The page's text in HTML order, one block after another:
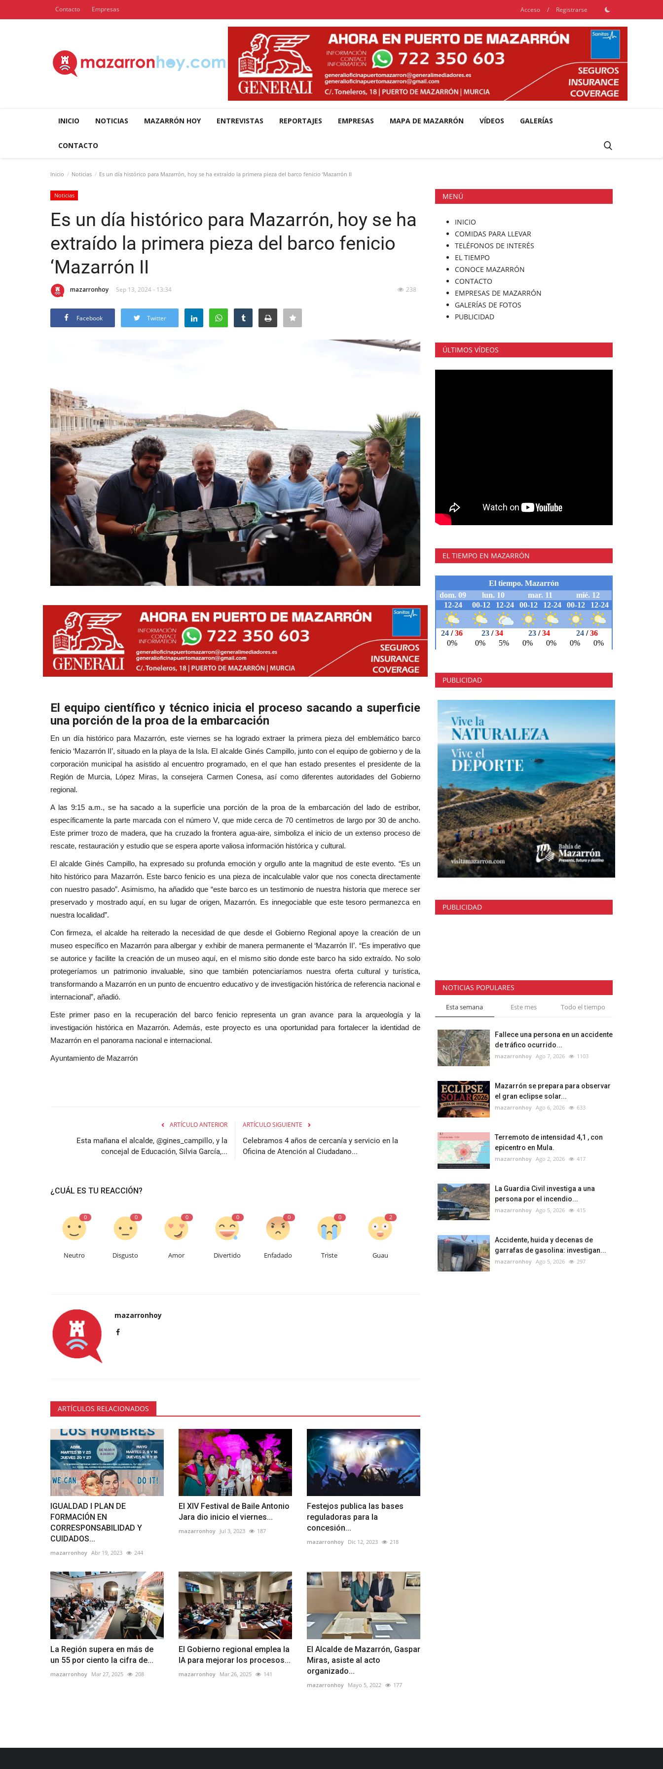
Contacto Empresas Acceso / Registrarse
INICIO NOTICIAS MAZARRÓN HOY ENTREVISTAS REPORTAJES EMPRESAS MAPA DE MAZARRÓN VÍDEOS GALERÍAS
CONTACTO
Inicio Noticias Es un día histórico para Mazarrón, hoy se ha extraído la primera pieza del barco fenicio ‘Mazarrón II
Noticias
Es un día histórico para Mazarrón, hoy se ha
extraído la primera pieza del barco fenicio
‘Mazarrón II
mazarronhoy Sep 13, 2024 - 13:34 238
Facebook Twitter
El equipo científico y técnico inicia el proceso sacando a superficie
una porción de la proa de la embarcación
En un día histórico para Mazarrón, este viernes se ha logrado extraer la primera pieza del emblemático barco
fenicio ‘Mazarrón II’, situado en la playa de la Isla. El alcalde Ginés Campillo, junto con el equipo de gobierno y de la
corporación municipal ha asistido al encuentro programado, en el que han estado presentes el presidente de la
Región de Murcia, López Miras, la consejera Carmen Conesa, así como diferentes autoridades del Gobierno
regional.
A las 9:15 a.m., se ha sacado a la superficie una porción de la proa de la embarcación del lado de estribor,
específicamente la parte marcada con el número V, que mide cerca de 70 centímetros de largo por 30 de ancho.
Este primer trozo de madera, que ha cruzado la frontera agua-aire, simboliza el inicio de un extenso proceso de
rescate, restauración y estudio que se espera aporte valiosa información histórica y cultural.
El alcalde Ginés Campillo, ha expresado su profunda emoción y orgullo ante la magnitud de este evento. “Es un
hito histórico para Mazarrón. Este barco fenicio es una pieza de incalculable valor que nos conecta directamente
con nuestro pasado”. Asimismo, ha añadido que “este barco es un testimonio de nuestra historia que merece ser
preservado y mostrado aquí, en su lugar de origen, Mazarrón. Es innegociable que este tesoro permanezca en
nuestra localidad”.
Con firmeza, el alcalde ha reiterado la necesidad de que desde el Gobierno Regional apoye la creación de un
museo específico en Mazarrón para albergar y exhibir de manera permanente el ‘Mazarrón II’. “Es imperativo que
se autorice y facilite la creación de un museo aquí, en el mismo sitio donde este barco ha sido extraído. No solo
protegeríamos un patrimonio invaluable, sino que también potenciaríamos nuestra oferta cultural y turística,
transformando a Mazarrón en un punto de encuentro educativo y de investigación histórica de referencia nacional e
internacional”, añadió.
Este primer paso en la recuperación del barco fenicio representa un gran avance para la arqueología y la
investigación histórica en Mazarrón. Además, este proyecto es una oportunidad para fortalecer la identidad de
Mazarrón en el panorama nacional e internacional.
Ayuntamiento de Mazarrón
ARTÍCULO ANTERIOR
Esta mañana el alcalde, @gines_campillo, y la
concejal de Educación, Silvia García,...
ARTÍCULO SIGUIENTE
Celebramos 4 años de cercanía y servicio en la
Oficina de Atención al Ciudadano...
¿CUÁL ES TU REACCIÓN?
0
Neutro
0
Disgusto
0
Amor
0
Divertido
0
Enfadado
0
Triste
2
Guau
mazarronhoy
ARTÍCULOS RELACIONADOS
IGUALDAD I PLAN DE
FORMACIÓN EN
CORRESPONSABILIDAD Y
CUIDADOS...
mazarronhoy Abr 19, 2023 244
El XIV Festival de Baile Antonio
Jara dio inicio el viernes...
mazarronhoy Jul 3, 2023 187
Festejos publica las bases
reguladoras para la
concesión...
mazarronhoy Dic 12, 2023 218
La Región supera en más de
un 55 por ciento la cifra de...
mazarronhoy Mar 27, 2025 208
El Gobierno regional emplea la
IA para mejorar los procesos...
mazarronhoy Mar 26, 2025 141
El Alcalde de Mazarrón, Gaspar
Miras, asiste al acto
organizado...
mazarronhoy Mayo 5, 2022 177
MENÚ
INICIO
COMIDAS PARA LLEVAR
TELÉFONOS DE INTERÉS
EL TIEMPO
CONOCE MAZARRÓN
CONTACTO
EMPRESAS DE MAZARRÓN
GALERÍAS DE FOTOS
PUBLICIDAD
ÚLTIMOS VÍDEOS
EL TIEMPO EN MAZARRÓN
PUBLICIDAD
PUBLICIDAD
NOTICIAS POPULARES
Esta semana Este mes Todo el tiempo
Fallece una persona en un accidente
de tráfico ocurrido...
mazarronhoy Ago 7, 2026 1103
Mazarrón se prepara para observar
el gran eclipse solar...
mazarronhoy Ago 6, 2026 633
Terremoto de intensidad 4,1 , con
epicentro en Mula.
mazarronhoy Ago 2, 2026 417
La Guardia Civil investiga a una
persona por el incendio...
mazarronhoy Ago 5, 2026 415
Accidente, huida y decenas de
garrafas de gasolina: investigan...
mazarronhoy Ago 5, 2026 297